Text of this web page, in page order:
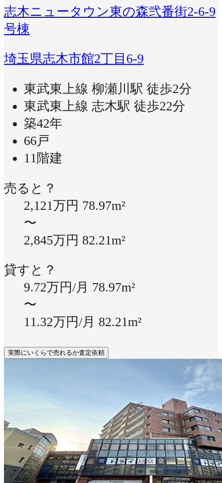
志木ニュータウン東の森弐番街2-6-9
号棟
埼玉県志木市館2丁目6-9
東武東上線 柳瀬川駅 徒歩2分
東武東上線 志木駅 徒歩22分
築42年
66戸
11階建
売ると？
2,121万円 78.97m²
〜
2,845万円 82.21m²
貸すと？
9.72万円/月 78.97m²
〜
11.32万円/月 82.21m²
実際にいくらで売れるか査定依頼